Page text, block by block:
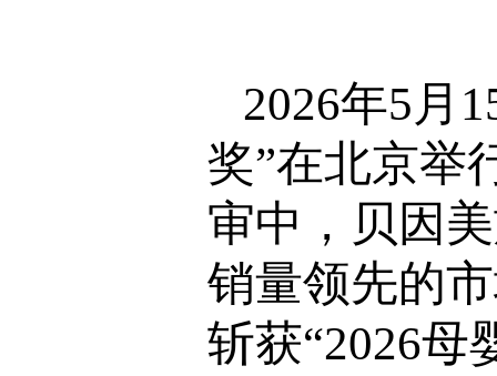
2026年5月
奖”在北京举
审中，贝因
销量领先的
斩获“2026母